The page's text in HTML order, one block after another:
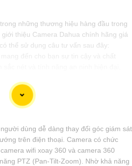
những thương hiệu hàng đầu trong
thiệu Camera Dahua chính hãng giá
thể sử dụng câu tư vấn sau đây:
và chất lượng vượt trội của Camera
vô cùng hấp dẫn."
dùng dễ dàng thay đổi góc giám sát
trên điện thoại. Camera có chức
wifi xoay 360 và camera 360
PTZ (Pan-Tilt-Zoom). Nhờ khả năng